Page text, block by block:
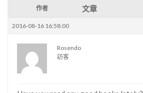
作者 文章
2016-08-16 16:58:00
Rosendo
訪客